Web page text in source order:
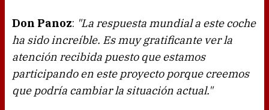
Don Panoz: "La respuesta mundial a este coche
ha sido increíble. Es muy gratificante ver la
atención recibida puesto que estamos
participando en este proyecto porque creemos
que podría cambiar la situación actual."